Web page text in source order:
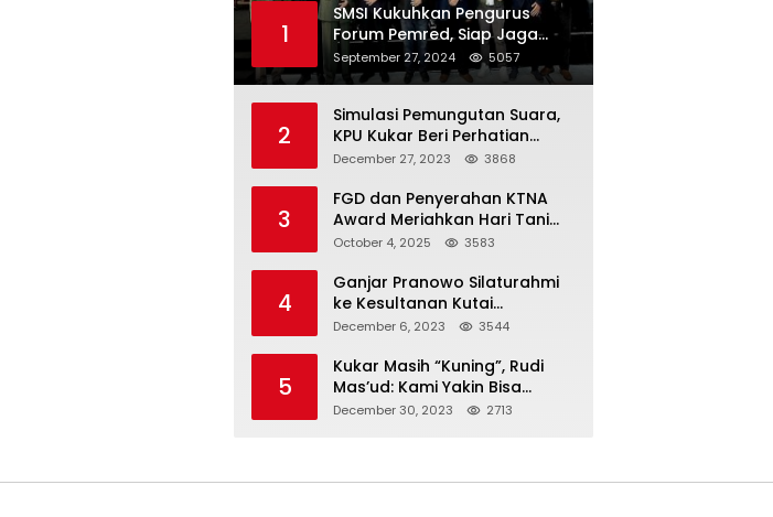
1
SMSI Kukuhkan Pengurus
Forum Pemred, Siap Jaga
Kualitas Media Daring di
Indonesia
September 27, 2024 5057
2
Simulasi Pemungutan Suara,
KPU Kukar Beri Perhatian
Penyandang Disabilitas
December 27, 2023 3868
3
FGD dan Penyerahan KTNA
Award Meriahkan Hari Tani
Nasional di Kukar
October 4, 2025 3583
4
Ganjar Pranowo Silaturahmi
ke Kesultanan Kutai
Kartanegara
December 6, 2023 3544
5
Kukar Masih “Kuning”, Rudi
Mas’ud: Kami Yakin Bisa
Menang di Pemilu 2024
December 30, 2023 2713